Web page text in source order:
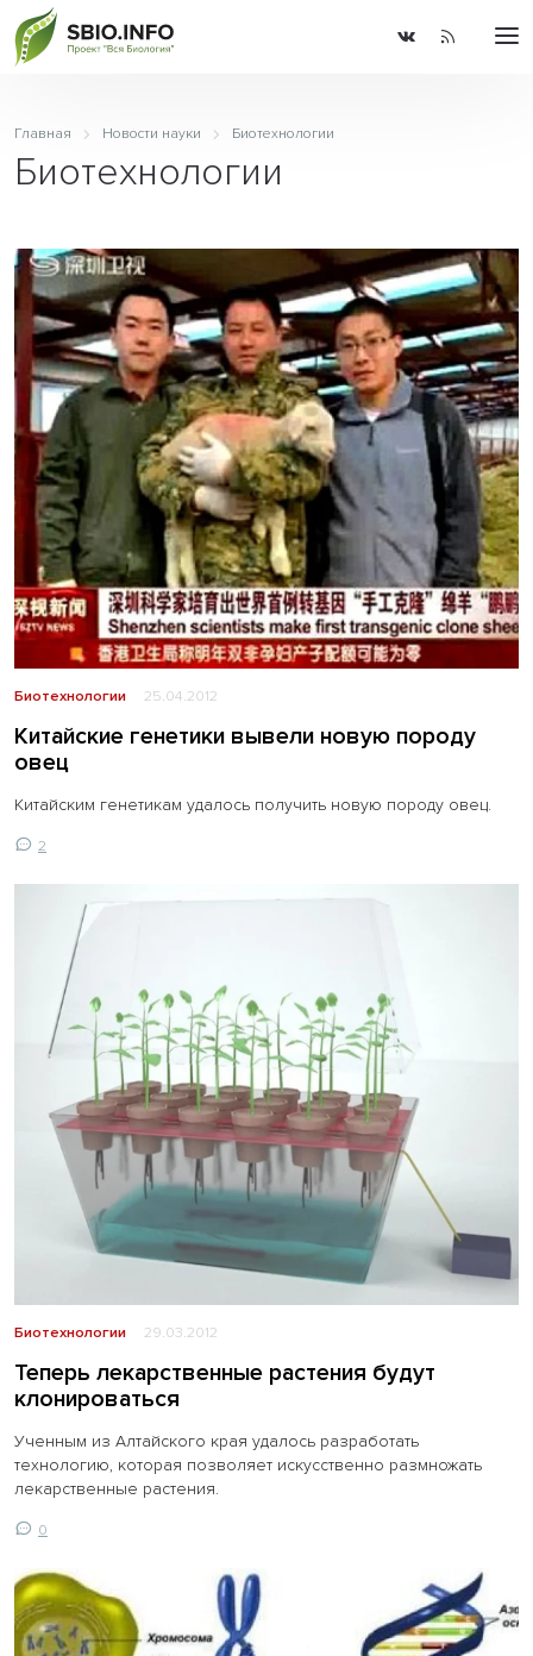
Главная Новости науки Биотехнологии
Биотехнологии
Биотехнологии 25.04.2012
Китайские генетики вывели новую породу
овец
Китайским генетикам удалось получить новую породу овец.
2
Биотехнологии 29.03.2012
Теперь лекарственные растения будут
клонироваться
Ученным из Алтайского края удалось разработать
технологию, которая позволяет искусственно размножать
лекарственные растения.
0